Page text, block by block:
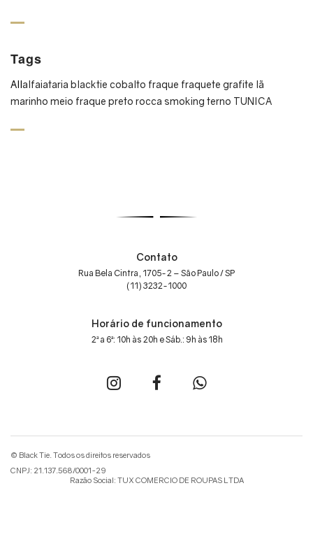
Tags
Allalfaiataria blacktie cobalto fraque fraquete grafite lã
marinho meio fraque preto rocca smoking terno TUNICA
Contato
Rua Bela Cintra, 1705-2 – São Paulo / SP
(11) 3232-1000
Horário de funcionamento
2ª a 6ª: 10h às 20h e Sáb.: 9h às 18h
© Black Tie. Todos os direitos reservados
CNPJ: 21.137.568/0001-29
Razão Social: TUX COMERCIO DE ROUPAS LTDA